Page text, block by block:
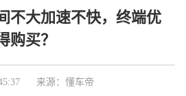
不大加速不快，终端优
购买？
来源：懂车帝